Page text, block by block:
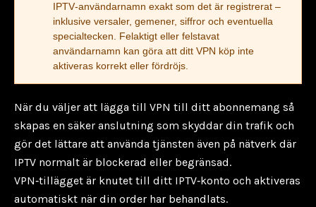
IPTV‑användarnamn exakt som det är registrerat –
inklusive versaler, gemener, siffror och eventuella
specialtecken. Felaktigt eller felstavat
användarnamn kan göra att ditt VPN köp inte
aktiveras korrekt eller fördröjs.
När du väljer att lägga till VPN till ditt abonnemang så
skapas en säker anslutning som skyddar din trafik och
gör det lättare att använda tjänsten även på nätverk där
IPTV normalt är blockerad eller begränsad.
VPN‑tillägget är knutet till ditt IPTV‑konto och aktiveras
automatiskt när din order har behandlats.